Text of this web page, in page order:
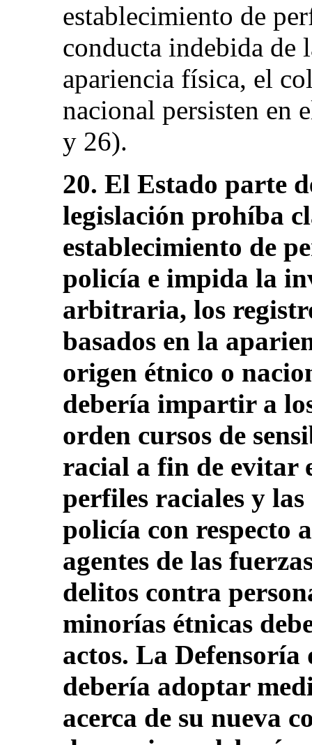
establecimiento de
conducta indebida de
apariencia física, el
nacional persisten en
y 26).
20. El Estado parte
legislación prohíba
establecimiento de
policía e impida la
arbitraria, los
basados en la
origen étnico o
debería impartir a
orden cursos de
racial a fin de evitar
perfiles raciales y
policía con respecto
agentes de las
delitos contra
minorías étnicas
actos. La
debería adoptar
acerca de su nueva